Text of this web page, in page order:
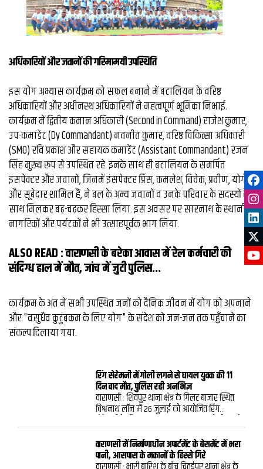
​अधिकारियों और जवानों की गरिमामयी उपस्थिति
इस योग अभ्यास कार्यक्रम को सफल बनाने में बटालियन के वरिष्ठ
अधिकारियों और अधीनस्थ अधिकारियों ने महत्वपूर्ण भूमिका निभाई.
कार्यक्रम में द्वितीय कमान अधिकारी (Second in Command) राजेश कुमार,
उप-कमांडेंट (Dy Commandant) नवनीत कुमार, वरिष्ठ चिकित्सा अधिकारी
(SMO) रवि प्रकाश और सहायक कमांडेंट (Assistant Commandant) रंजन
सिंह मुख्य रूप से उपस्थित रहे. इनके साथ ही बटालियन के समर्पित
इंसपेक्टर और जवानों, जिनमें इंसपेक्टर प्रिंस, कमलेश, विवेक, प्रवीण, योगेंद्र
और सूबेदार शामिल हैं, ने बल के अन्य जवानों व उनके परिवार के सदस्यों के
साथ मिलकर बढ़-चढ़कर हिस्सा लिया. इस अवसर पर सारनाथ के स्थानीय
नागरिकों और पर्यटकों ने भी उत्साहपूर्वक भाग लिया.
ALSO READ :वाराणसी के बरेका आवास में रेल कर्मचारी की
संदिग्ध हाल में मौत, जांच में जुटी पुलिस...
​कार्यक्रम के अंत में सभी उपस्थित जनों को दैनिक जीवन में योग को अपनाने
और "वसुधैव कुटुंबकम के लिए योग" के संदेश को जन-जन तक पहुँचाने का
संकल्प दिलाया गया.
रिंग सेरेमनी में गोली लगने से घायल युवक की 11
दिन बाद मौत, पुलिस रही अनभिज्ञ
वाराणसी : शिवपुर थाना क्षेत्र के गिलट बाजार स्थित
विश्वनाथ लॉन में 26 जुलाई को आयोजित रिंग
से घायल 22 वर्षीय सौरभ सेठ की गुरुवार को इलाज
के दौरान मौत हो गई. हैरानी की बात यह रही कि घटना
के 11 दिन बाद पुलिस घटना से अनभिज्ञ रही. आरोप है
कि परिजनों और आयोजन से जुड़े लोगों ने घटना की
वाराणसी में निर्माणाधीन अपार्टमेंट के बेसमेंट में भरा
पानी, आसपास के मकानों के हिस्‍से गिरे